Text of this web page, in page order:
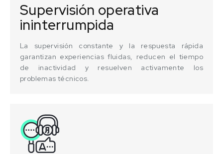
Supervisión operativa
ininterrumpida
La supervisión constante y la respuesta rápida
garantizan experiencias fluidas, reducen el tiempo
de inactividad y resuelven activamente los
problemas técnicos.